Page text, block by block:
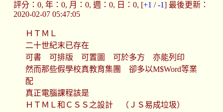
評分：0, 年：0, 月：0, 週：0, 日：0, [+1 /-1] 最後更新：
2020-02-07 05:47:05
ＨＴＭＬ
二十世紀末已存在
可書 可排版 可置圖 可於多方 亦能列印
然而那些假學校真教育集團 卻多以M$Word等業
配
真正電腦課程該是
ＨＴＭＬ和ＣＳＳ之設計 （ＪＳ易成垃圾）